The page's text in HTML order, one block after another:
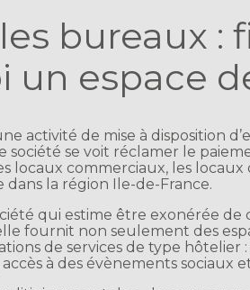
bureaux :
un espace
activité de mise à disposition
société se voit réclamer le
locaux commerciaux, les
la région Ile-de-France.
qui estime être exonérée de
fournit non seulement des
de services de type
à des évènements sociaux